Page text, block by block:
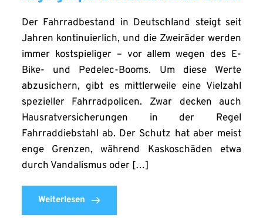
Der Fahrradbestand in Deutschland steigt seit
Jahren kontinuierlich, und die Zweiräder werden
immer kostspieliger – vor allem wegen des E-
Bike- und Pedelec-Booms. Um diese Werte
abzusichern, gibt es mittlerweile eine Vielzahl
spezieller Fahrradpolicen. Zwar decken auch
Hausratversicherungen in der Regel
Fahrraddiebstahl ab. Der Schutz hat aber meist
enge Grenzen, während Kaskoschäden etwa
durch Vandalismus oder […]
Weiterlesen